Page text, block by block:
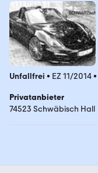
Unfallfrei • EZ 11/2014•
Privatanbieter
74523 Schwäbisch Hall